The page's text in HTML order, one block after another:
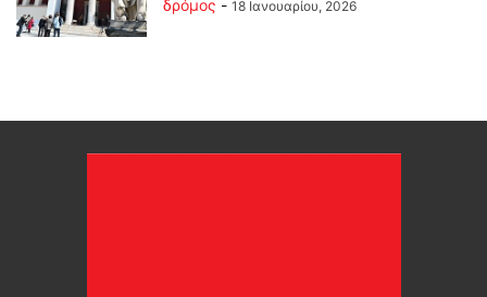
δρόμος - 18 Ιανουαρίου, 2026